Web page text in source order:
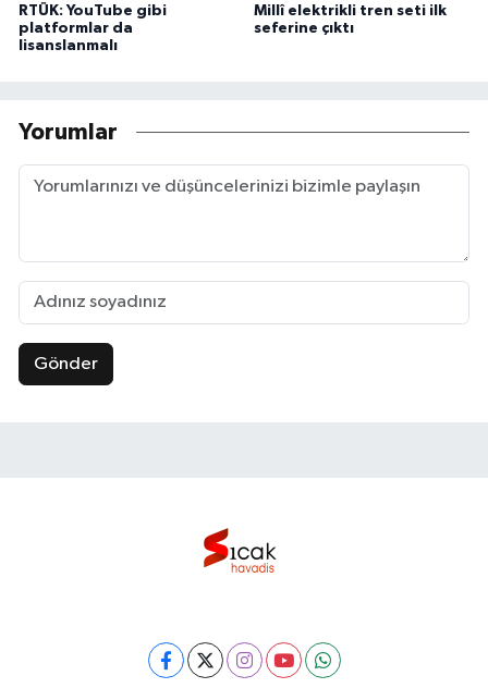
RTÜK: YouTube gibi
platformlar da
lisanslanmalı
Millî elektrikli tren seti ilk
seferine çıktı
Yorumlar
Gönder